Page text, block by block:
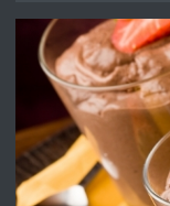
ПРЕДЛАГА